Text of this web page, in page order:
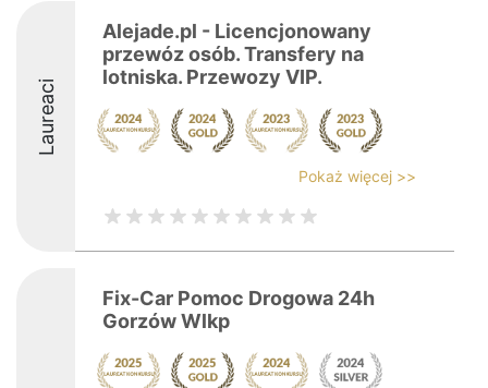
Laureaci
Alejade.pl - Licencjonowany
przewóz osób. Transfery na
lotniska. Przewozy VIP.
Pokaż więcej >>
Fix-Car Pomoc Drogowa 24h
Gorzów Wlkp